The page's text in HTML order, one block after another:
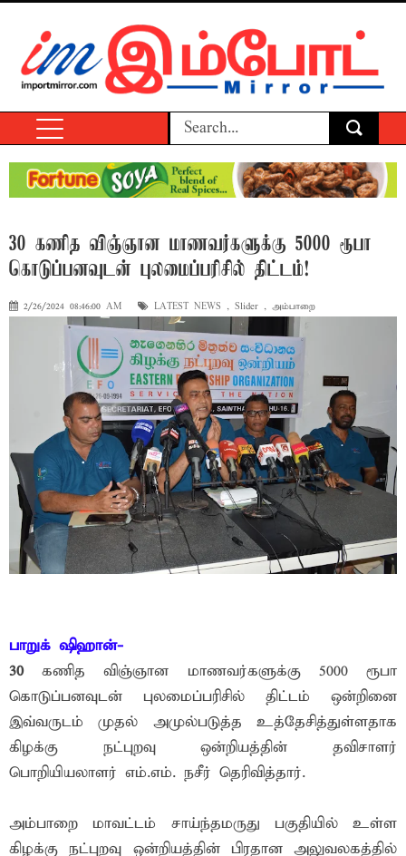
30 கணித விஞ்ஞான மாணவர்களுக்கு 5000 ரூபா
கொடுப்பனவுடன் புலமைப்பரிசில் திட்டம்!
2/26/2024 08:46:00 AM LATEST NEWS , Slider , அம்பாறை
பாறுக் ஷிஹான்-
30கணித விஞ்ஞான மாணவர்களுக்கு 5000 ரூபா
கொடுப்பனவுடன் புலமைப்பரிசில் திட்டம் ஒன்றினை
இவ்வருடம் முதல் அமுல்படுத்த உத்தேசித்துள்ளதாக
கிழக்கு நட்புறவு ஒன்றியத்தின் தவிசாளர்
பொறியியலாளர் எம்.எம். நசீர் தெரிவித்தார்.
அம்பாறை மாவட்டம் சாய்ந்தமருது பகுதியில் உள்ள
கிழக்கு நட்புறவு ஒன்றியத்தின் பிரதான அலுவலகத்தில்